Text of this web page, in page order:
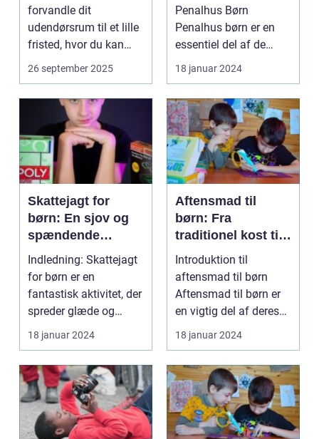
forvandle dit
udendørsrum til et lille
fristed, hvor du kan
nyde natur...
26 september 2025
Penalhus Børn
Penalhus børn er en
essentiel del af de
fleste børns udstyr, når
det...
18 januar 2024
Skattejagt for
børn: En sjov og
spændende
aktivitet for både
små og store
eventyrere
Indledning: Skattejagt
for børn er en
fantastisk aktivitet, der
spreder glæde og
spænding blandt de ...
18 januar 2024
Aftensmad til
børn: Fra
traditionel kost til
moderne tilgange
Introduktion til
aftensmad til børn
Aftensmad til børn er
en vigtig del af deres
daglige ernæring o...
18 januar 2024